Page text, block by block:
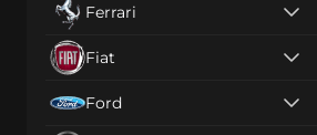
Ferrari
Fiat
Ford